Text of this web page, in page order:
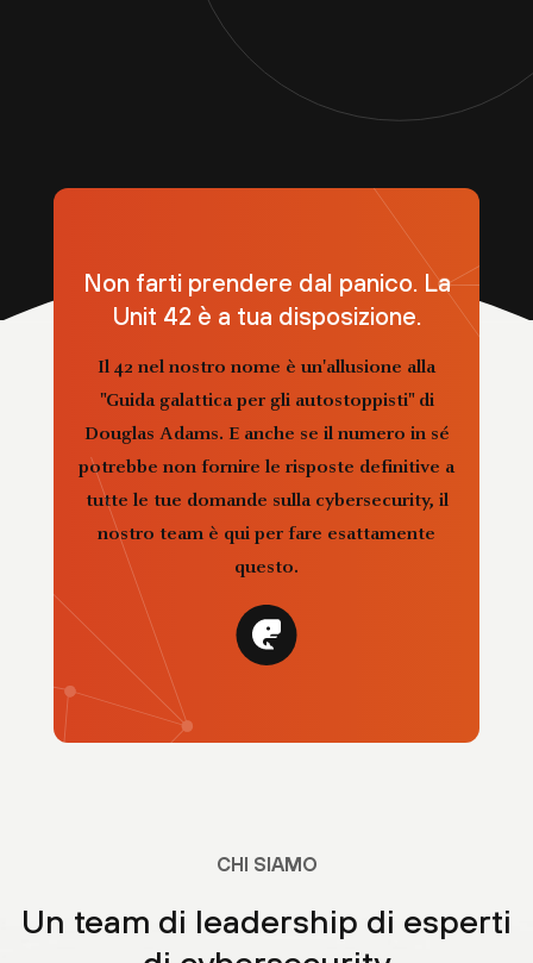
Non farti prendere dal panico. La
Unit 42 è a tua disposizione.
Il 42 nel nostro nome è un'allusione alla
"Guida galattica per gli autostoppisti" di
Douglas Adams. E anche se il numero in sé
potrebbe non fornire le risposte definitive a
tutte le tue domande sulla cybersecurity, il
nostro team è qui per fare esattamente
questo.
CHI SIAMO
Un team di leadership di esperti